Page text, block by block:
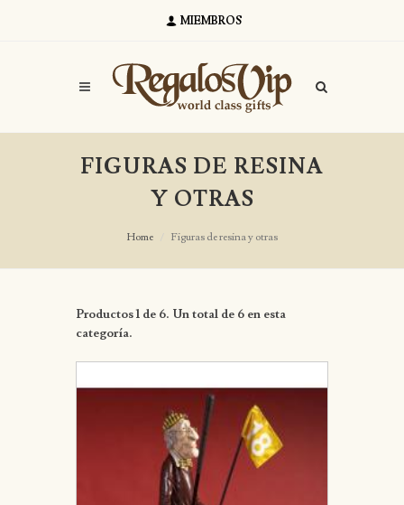
MIEMBROS
FIGURAS DE RESINA
Y OTRAS
Home Figuras de resina y otras
Productos 1 de 6. Un total de 6 en esta
categoría.